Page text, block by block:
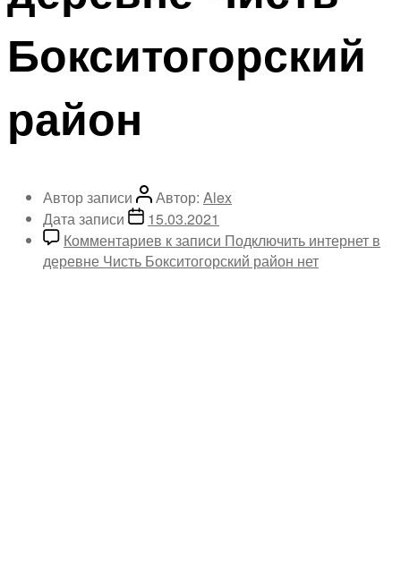
Бокситогорский
район
Автор записи Автор: Alex
Дата записи
15.03.2021
Комментариев к записи Подключить интернет в
деревне Чисть Бокситогорский район нет